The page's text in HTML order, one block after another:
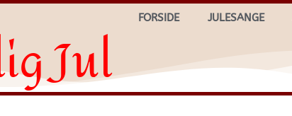
FORSIDE JULESANGE
Jul